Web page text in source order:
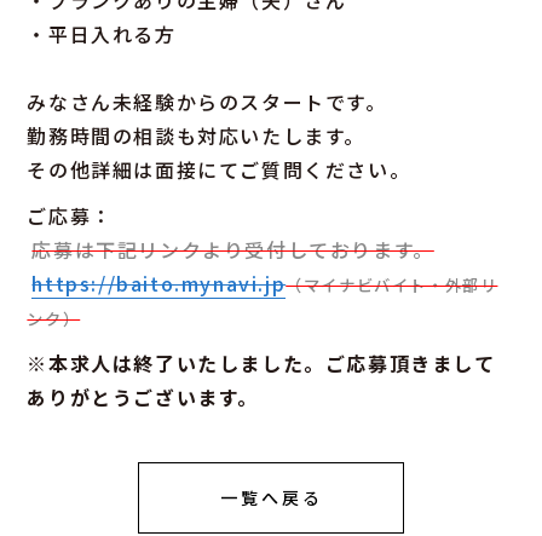
・平日入れる方
みなさん未経験からのスタートです。
勤務時間の相談も対応いたします。
その他詳細は面接にてご質問ください。
ご応募：
応募は下記リンクより受付しております。
https://baito.mynavi.jp（マイナビバイト・外部リ
ンク）
※本求人は終了いたしました。ご応募頂きまして
ありがとうございます。
一覧へ戻る